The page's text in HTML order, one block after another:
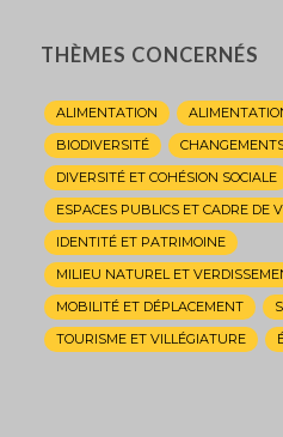
THÈMES CONCERNÉS
ALIMENTATION
BIODIVERSITÉ
DIVERSITÉ ET COHÉSION SOCIALE
ESPACES PUBLICS ET CADRE DE
IDENTITÉ ET PATRIMOINE
MILIEU NATUREL ET
MOBILITÉ ET DÉPLACEMENT
TOURISME ET VILLÉGIATURE